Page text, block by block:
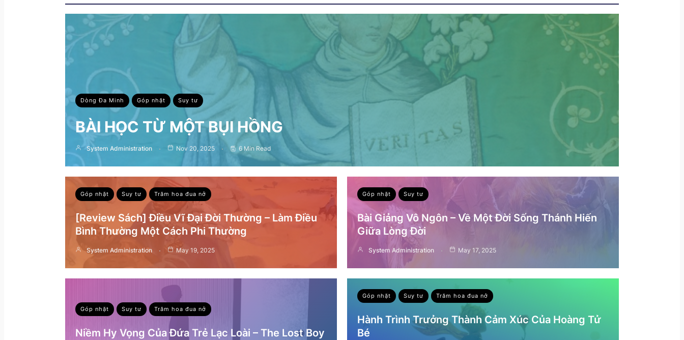
Dòng Đa Minh Góp nhặt Suy tư
BÀI HỌC TỪ MỘT BỤI HỒNG
System Administration Nov 20, 2025 6 Min Read
Góp nhặt Suy tư Trăm hoa đua nở
[Review Sách] Điều Vĩ Đại Đời Thường – Làm Điều
Bình Thường Một Cách Phi Thường
System Administration May 19, 2025
Góp nhặt Suy tư
Bài Giảng Vô Ngôn – Về Một Đời Sống Thánh Hiến
Giữa Lòng Đời
System Administration May 17, 2025
Góp nhặt Suy tư Trăm hoa đua nở
Niềm Hy Vọng Của Đứa Trẻ Lạc Loài – The Lost Boy
Góp nhặt Suy tư Trăm hoa đua nở
Hành Trình Trưởng Thành Cảm Xúc Của Hoàng Tử
Bé